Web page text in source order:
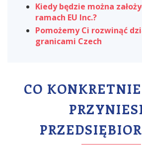
Kiedy będzie można
ramach EU Inc.?
Pomożemy Ci rozwinąć
granicami Czech
CO